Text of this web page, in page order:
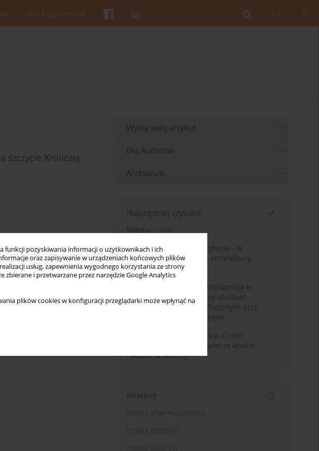
funkcji pozyskiwania informacji o użytkownikach i ich
oraz zapisywanie w urządzeniach końcowych plików
usług, zapewnienia wygodnego korzystania ze strony
zbierane i przetwarzane przez narzędzie Google Analytics
plików cookies w konfiguracji przeglądarki może wpłynąć na
PL
EN
Dla Recenzentów
szczycie Króliczej
Wyślij swój artykuł
Dla Autorów
Archiwum
Najczęściej czytane
Miesiąc
Rok
Walter Gropius i prefabrykacja – w
poszukiwaniu dostępnej architektury
mieszkaniowej
Generatywna sztuczna inteligencja w
edukacji architektonicznej: studium
wykorzystania modeli dyfuzyjnych przy
projektowaniu koncepcyjnym
Przebudowa willi Trissino w Cricoli
pierwszym krokiem ku karierze Andrei
Palladia w Vicenzy
Indeksy
Indeks słów kluczowych
Indeks dziedzin
Indeks autorów